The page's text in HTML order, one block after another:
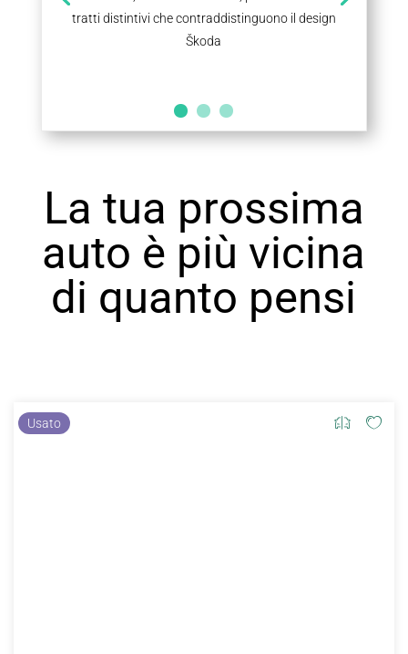
tratti distintivi che contraddistinguono il design
Škoda
La tua prossima
auto è più vicina
di quanto pensi
Usato